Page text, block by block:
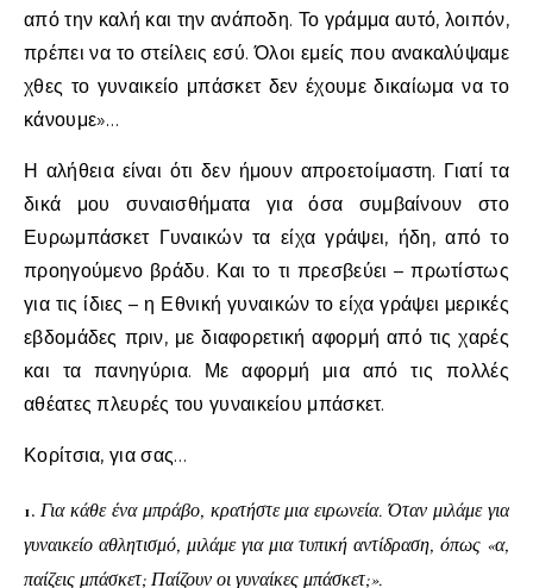
από την καλή και την ανάποδη. Το γράμμα αυτό, λοιπόν,
πρέπει να το στείλεις εσύ. Όλοι εμείς που ανακαλύψαμε
χθες το γυναικείο μπάσκετ δεν έχουμε δικαίωμα να το
κάνουμε»…
Η αλήθεια είναι ότι δεν ήμουν απροετοίμαστη. Γιατί τα
δικά μου συναισθήματα για όσα συμβαίνουν στο
Ευρωμπάσκετ Γυναικών τα είχα γράψει, ήδη, από το
προηγούμενο βράδυ. Και το τι πρεσβεύει – πρωτίστως
για τις ίδιες – η Εθνική γυναικών το είχα γράψει μερικές
εβδομάδες πριν, με διαφορετική αφορμή από τις χαρές
και τα πανηγύρια. Με αφορμή μια από τις πολλές
αθέατες πλευρές του γυναικείου μπάσκετ.
Κορίτσια, για σας…
1. Για κάθε ένα μπράβο, κρατήστε μια ειρωνεία. Όταν μιλάμε για
γυναικείο αθλητισμό, μιλάμε για μια τυπική αντίδραση, όπως «α,
παίζεις μπάσκετ; Παίζουν οι γυναίκες μπάσκετ;».